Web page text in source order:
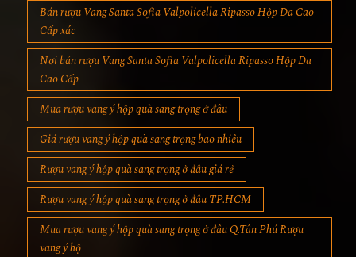
Bán rượu Vang Santa Sofia Valpolicella Ripasso Hộp Da Cao
Cấp xác
Nơi bán rượu Vang Santa Sofia Valpolicella Ripasso Hộp Da
Cao Cấp
Mua rượu vang ý hộp quà sang trọng ở đâu
Giá rượu vang ý hộp quà sang trọng bao nhiêu
Rượu vang ý hộp quà sang trọng ở đâu giá rẻ
Rượu vang ý hộp quà sang trọng ở đâu TP.HCM
Mua rượu vang ý hộp quà sang trọng ở đâu Q.Tân Phú Rượu
vang ý hộ